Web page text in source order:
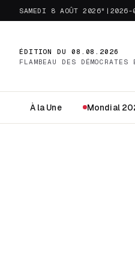
SAMEDI 8 AOÛT
ÉDITION DU 08.08.2026
FLAMBEAU DES
À la Une Mondial